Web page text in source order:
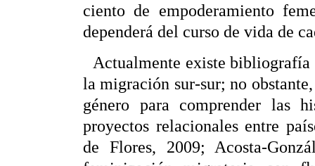
ciento de empoderamiento
dependerá del curso de vida de
Actualmente existe bibliografía
la migración sur-sur; no
género para comprender las
proyectos relacionales entre
de Flores, 2009; Acosta-